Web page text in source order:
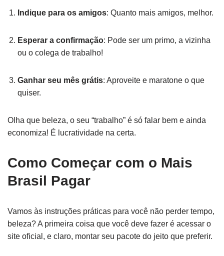
Indique para os amigos: Quanto mais amigos, melhor.
Esperar a confirmação: Pode ser um primo, a vizinha
ou o colega de trabalho!
Ganhar seu mês grátis: Aproveite e maratone o que
quiser.
Olha que beleza, o seu “trabalho” é só falar bem e ainda
economiza! É lucratividade na certa.
Como Começar com o Mais
Brasil Pagar
Vamos às instruções práticas para você não perder tempo,
beleza? A primeira coisa que você deve fazer é acessar o
site oficial, e claro, montar seu pacote do jeito que preferir.